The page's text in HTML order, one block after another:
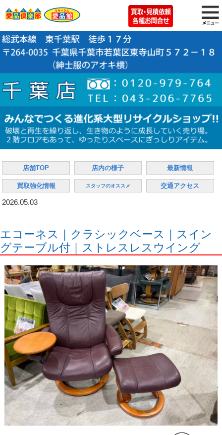
店舗TOP 店内の様子 最新情報
買取強化情報 スタッフのオススメ 交通アクセス
2026.05.03
エコーネス｜クラシックベース｜スイン
グテーブル付｜ストレスレスウイング